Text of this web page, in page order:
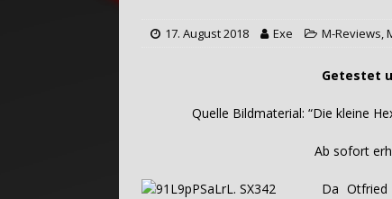
17. August 2018 Exe M-Reviews,
Getestet und
Quelle Bildmaterial: “Die kleine Hexe,
Ab sofort erhältlich auf
Da Otfried